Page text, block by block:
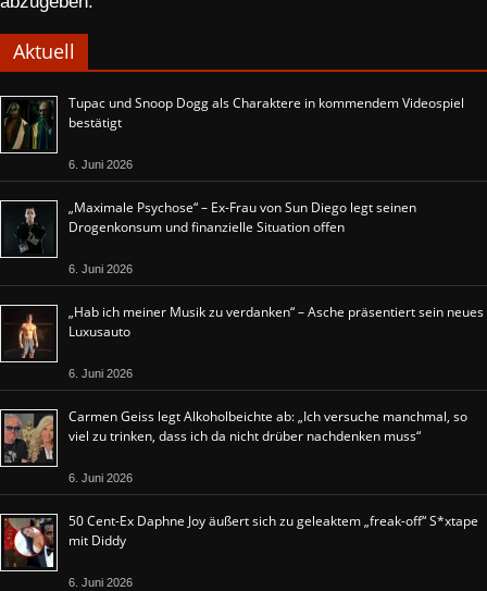
Aktuell
Tupac und Snoop Dogg als Charaktere in kommendem Videospiel
bestätigt
6. Juni 2026
„Maximale Psychose“ – Ex-Frau von Sun Diego legt seinen
Drogenkonsum und finanzielle Situation offen
6. Juni 2026
„Hab ich meiner Musik zu verdanken“ – Asche präsentiert sein neues
Luxusauto
6. Juni 2026
Carmen Geiss legt Alkoholbeichte ab: „Ich versuche manchmal, so
viel zu trinken, dass ich da nicht drüber nachdenken muss“
6. Juni 2026
50 Cent-Ex Daphne Joy äußert sich zu geleaktem „freak-off“ S*xtape
mit Diddy
6. Juni 2026